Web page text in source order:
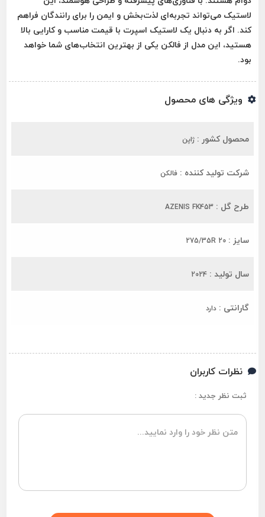
لاستیک می‌تواند تجربه‌ای لذت‌بخش و ایمن را برای رانندگان فراهم
کند. اگر به دنبال یک لاستیک اسپرت با قیمت مناسب و کارایی بالا
هستید، این مدل از فالکن یکی از بهترین انتخاب‌های شما خواهد
بود.
ویژگی های محصول
محصول کشور : ژاپن
شرکت تولید کننده : فالکن
طرح گل : AZENIS FK453
سایز : 275/35R 20
سال تولید : 2024
گارانتی : دارد
نظرات کاربران
ثبت نظر جدید :